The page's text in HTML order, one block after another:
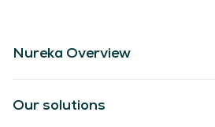
Nureka Overview
Our solutions